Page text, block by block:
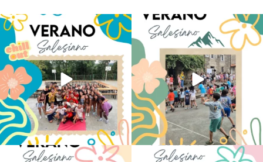
Los alumnos de 6º de Primaria, 1º y 2º
de la ESO...
145 2
La diversión y la alegría también se han
sentido...
95 0
No hay verano sin que sea Salesiano ❤️
viviendo la alegría en el campamento